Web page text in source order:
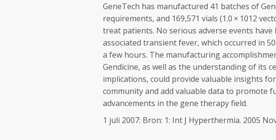
GeneTech has manufactured 41 batches of
requirements, and 169,571 vials (1.0 × 1012
treat patients. No serious adverse events
associated transient fever, which occurred in
a few hours. The manufacturing
Gendicine, as well as the understanding of its
implications, could provide valuable insights
community and add valuable data to promote
advancements in the gene therapy field.
1 juli 2007: Bron: 1: Int J Hyperthermia. 2005